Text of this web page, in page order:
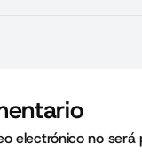
electrónico no será